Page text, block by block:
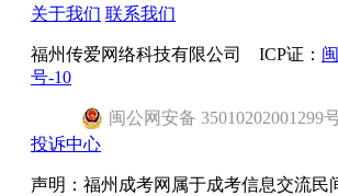
关于我们 联系我们
福州传爱网络科技有限公司 ICP证：
号-10
闽公网安备 35010202001299
投诉中心
声明：福州成考网属于成考信息交流民